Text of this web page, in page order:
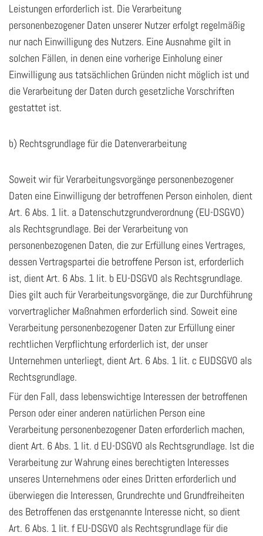
Leistungen erforderlich ist. Die Verarbeitung
personenbezogener Daten unserer Nutzer erfolgt regelmäßig
nur nach Einwilligung des Nutzers. Eine Ausnahme gilt in
solchen Fällen, in denen eine vorherige Einholung einer
Einwilligung aus tatsächlichen Gründen nicht möglich ist und
die Verarbeitung der Daten durch gesetzliche Vorschriften
gestattet ist.
b) Rechtsgrundlage für die Datenverarbeitung
Soweit wir für Verarbeitungsvorgänge personenbezogener
Daten eine Einwilligung der betroffenen Person einholen, dient
Art. 6 Abs. 1 lit. a Datenschutzgrundverordnung (EU-DSGVO)
als Rechtsgrundlage. Bei der Verarbeitung von
personenbezogenen Daten, die zur Erfüllung eines Vertrages,
dessen Vertragspartei die betroffene Person ist, erforderlich
ist, dient Art. 6 Abs. 1 lit. b EU-DSGVO als Rechtsgrundlage.
Dies gilt auch für Verarbeitungsvorgänge, die zur Durchführung
vorvertraglicher Maßnahmen erforderlich sind. Soweit eine
Verarbeitung personenbezogener Daten zur Erfüllung einer
rechtlichen Verpflichtung erforderlich ist, der unser
Unternehmen unterliegt, dient Art. 6 Abs. 1 lit. c EUDSGVO als
Rechtsgrundlage.
Für den Fall, dass lebenswichtige Interessen der betroffenen
Person oder einer anderen natürlichen Person eine
Verarbeitung personenbezogener Daten erforderlich machen,
dient Art. 6 Abs. 1 lit. d EU-DSGVO als Rechtsgrundlage. Ist die
Verarbeitung zur Wahrung eines berechtigten Interesses
unseres Unternehmens oder eines Dritten erforderlich und
überwiegen die Interessen, Grundrechte und Grundfreiheiten
des Betroffenen das erstgenannte Interesse nicht, so dient
Art. 6 Abs. 1 lit. f EU-DSGVO als Rechtsgrundlage für die